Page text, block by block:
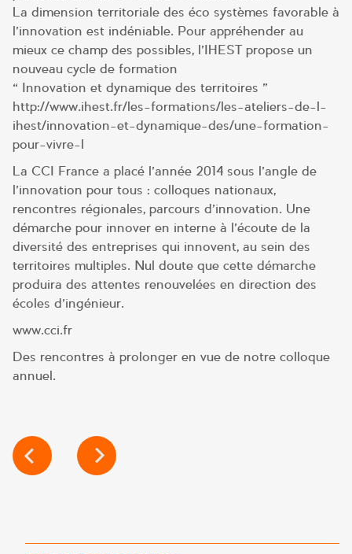
La dimension territoriale des éco systèmes favorable à
l’innovation est indéniable. Pour appréhender au
mieux ce champ des possibles, l’IHEST propose un
nouveau cycle de formation
« Innovation et dynamique des territoires »
http://www.ihest.fr/les-formations/les-ateliers-de-l-
ihest/innovation-et-dynamique-des/une-formation-
pour-vivre-l
La CCI France a placé l’année 2014 sous l’angle de
l’innovation pour tous : colloques nationaux,
rencontres régionales, parcours d’innovation. Une
démarche pour innover en interne à l’écoute de la
diversité des entreprises qui innovent, au sein des
territoires multiples. Nul doute que cette démarche
produira des attentes renouvelées en direction des
écoles d’ingénieur.
www.cci.fr
Des rencontres à prolonger en vue de notre colloque
annuel.
NAVIGATION
DE